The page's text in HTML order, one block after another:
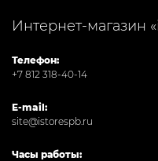
Интернет-магазин
Телефон:
+7 812 318-40-14
E-mail:
site@istorespb.ru
Часы работы: